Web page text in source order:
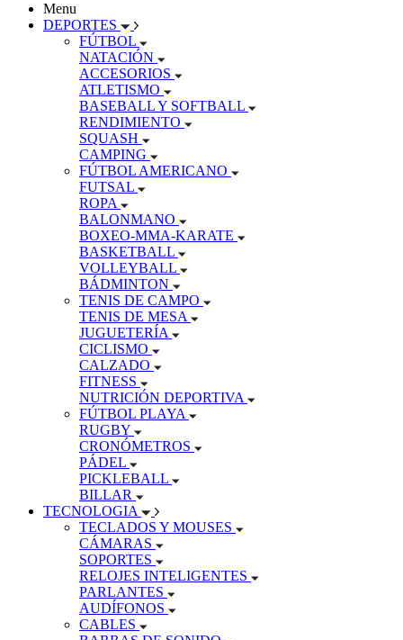
Menu
DEPORTES
FÚTBOL
NATACIÓN
ACCESORIOS
ATLETISMO
BASEBALL Y SOFTBALL
RENDIMIENTO
SQUASH
CAMPING
FÚTBOL AMERICANO
FUTSAL
ROPA
BALONMANO
BOXEO-MMA-KARATE
BASKETBALL
VOLLEYBALL
BÁDMINTON
TENIS DE CAMPO
TENIS DE MESA
JUGUETERÍA
CICLISMO
CALZADO
FITNESS
NUTRICIÓN DEPORTIVA
FÚTBOL PLAYA
RUGBY
CRONÓMETROS
PÁDEL
PICKLEBALL
BILLAR
TECNOLOGIA
TECLADOS Y MOUSES
CÁMARAS
SOPORTES
RELOJES INTELIGENTES
PARLANTES
AUDÍFONOS
CABLES